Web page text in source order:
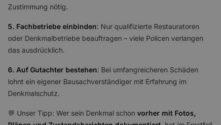
Zustimmung nötig.
5. Fachbetriebe einbinden: Nur qualifizierte Restauratoren
oder Denkmalbetriebe beauftragen – viele Policen verlangen
das ausdrücklich.
6. Auf Gutachter bestehen: Bei umfangreicheren Schäden
lohnt ein eigener Bausachverständiger mit Erfahrung im
Denkmalschutz.
💬 Unser Tipp: Wer sein Denkmal schon vorher mit Fotos,